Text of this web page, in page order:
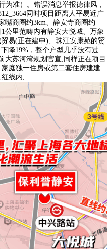
为准）。错误消息举报德律风，
同时项目距离人平易近广
嘴商圈约3km、静安寺商圈约
公里范畴内有静安大悦城、万象
易(正在建中)、珠江安康苑的贸
降19%，整个户型几乎没有过
大苏河湾规划官宣,同样正在项目
庭独一住房或第二套住房建建
线内,